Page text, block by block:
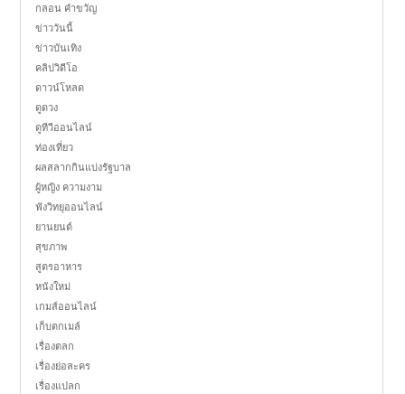
กลอน คำขวัญ
ข่าววันนี้
ข่าวบันเทิง
คลิปวิดีโอ
ดาวน์โหลด
ดูดวง
ดูทีวีออนไลน์
ท่องเที่ยว
ผลสลากกินแบ่งรัฐบาล
ผู้หญิง ความงาม
ฟังวิทยุออนไลน์
ยานยนต์
สุขภาพ
สูตรอาหาร
หนังใหม่
เกมส์ออนไลน์
เก็บตกเมล์
เรื่องตลก
เรื่องย่อละคร
เรื่องแปลก